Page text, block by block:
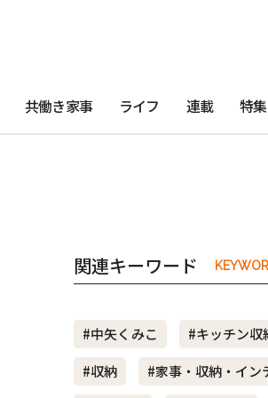
共働き家事 ライフ 連載 特集
関連キーワード
#中矢くみこ
#キッチン収
#収納
#家事・収納・イン